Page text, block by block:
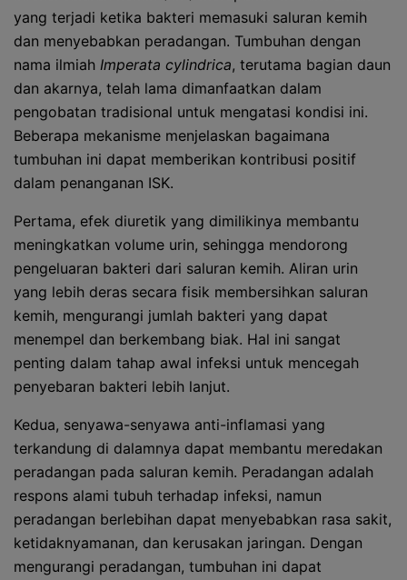
yang terjadi ketika bakteri memasuki saluran kemih
dan menyebabkan peradangan. Tumbuhan dengan
nama ilmiah Imperata cylindrica, terutama bagian daun
dan akarnya, telah lama dimanfaatkan dalam
pengobatan tradisional untuk mengatasi kondisi ini.
Beberapa mekanisme menjelaskan bagaimana
tumbuhan ini dapat memberikan kontribusi positif
dalam penanganan ISK.
Pertama, efek diuretik yang dimilikinya membantu
meningkatkan volume urin, sehingga mendorong
pengeluaran bakteri dari saluran kemih. Aliran urin
yang lebih deras secara fisik membersihkan saluran
kemih, mengurangi jumlah bakteri yang dapat
menempel dan berkembang biak. Hal ini sangat
penting dalam tahap awal infeksi untuk mencegah
penyebaran bakteri lebih lanjut.
Kedua, senyawa-senyawa anti-inflamasi yang
terkandung di dalamnya dapat membantu meredakan
peradangan pada saluran kemih. Peradangan adalah
respons alami tubuh terhadap infeksi, namun
peradangan berlebihan dapat menyebabkan rasa sakit,
ketidaknyamanan, dan kerusakan jaringan. Dengan
mengurangi peradangan, tumbuhan ini dapat